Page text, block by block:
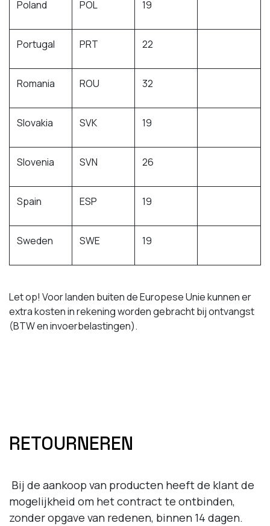
Poland POL 19
Portugal PRT 22
Romania ROU 32
Slovakia SVK 19
Slovenia SVN 26
Spain ESP 19
Sweden SWE 19
Let op! Voor landen buiten de Europese Unie kunnen er
extra kosten in rekening worden gebracht bij ontvangst
(BTW en invoerbelastingen).
RETOURNEREN
Bij de aankoop van producten heeft de klant de
mogelijkheid om het contract te ontbinden,
zonder opgave van redenen, binnen 14 dagen.